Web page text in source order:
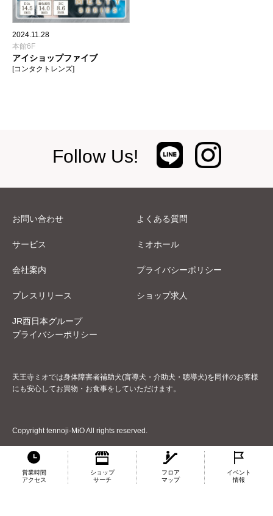
2024.11.28
本館6F
アイショップファイブ
[コンタクトレンズ]
Follow Us!
営業時間
アクセス
ショップ
サーチ
フロア
マップ
イベント
情報
お問い合わせ よくある質問
サービス ミオホール
会社案内 プライバシーポリシー
プレスリリース ショップ求人
JR西日本グループ
プライバシーポリシー
天王寺ミオでは身体障害者補助犬(盲導犬・介助犬・聴導犬)を同伴のお客様
にも安心してお買物・お食事をしていただけます。
Copyright tennoji-MiO All rights reserved.